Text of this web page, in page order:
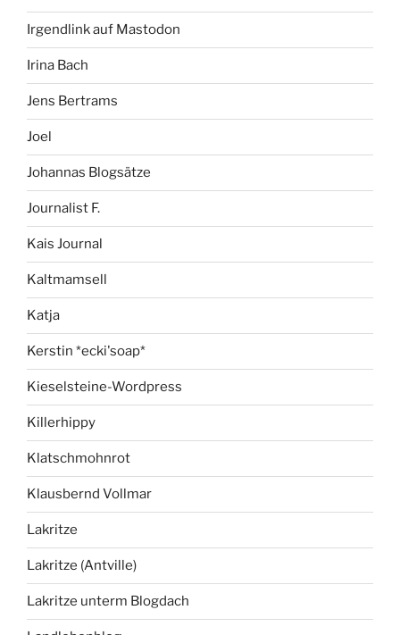
Irgendlink auf Mastodon
Irina Bach
Jens Bertrams
Joel
Johannas Blogsätze
Journalist F.
Kais Journal
Kaltmamsell
Katja
Kerstin *ecki'soap*
Kieselsteine-Wordpress
Killerhippy
Klatschmohnrot
Klausbernd Vollmar
Lakritze
Lakritze (Antville)
Lakritze unterm Blogdach